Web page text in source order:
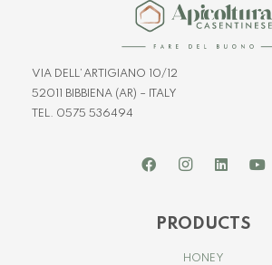
VIA DELL’ARTIGIANO 10/12
52011 BIBBIENA (AR) – ITALY
TEL. 0575 536494
PRODUCTS
HONEY